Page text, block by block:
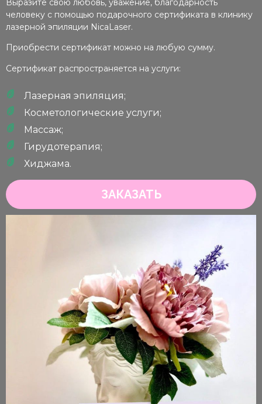
Выразите свою любовь, уважение, благодарность
человеку с помощью подарочного сертификата в клинику
лазерной эпиляции NicaLaser.
Приобрести сертификат можно на любую сумму.
Сертификат распространяется на услуги:
Лазерная эпиляция;
Косметологические услуги;
Массаж;
Гирудотерапия;
Хиджама.
ЗАКАЗАТЬ